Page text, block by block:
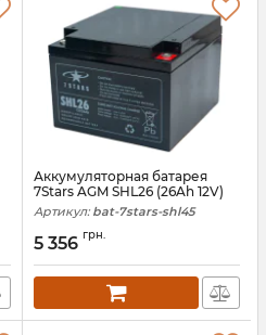
Аккумуляторная батарея
7Stars AGM SHL26 (26Ah 12V)
Артикул: bat-7stars-shl45
5 356 грн.